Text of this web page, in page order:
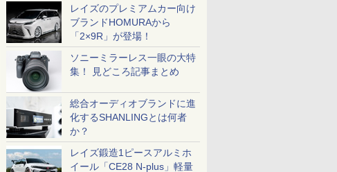
レイズのプレミアムカー向け
ブランドHOMURAから
「2×9R」が登場！
ソニーミラーレス一眼の大特
集！ 見どころ記事まとめ
総合オーディオブランドに進
化するSHANLINGとは何者
か？
レイズ鍛造1ピースアルミホ
イール「CE28 N-plus」軽量